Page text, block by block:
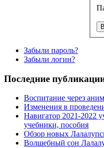
Забыли пароль?
Забыли логин?
Последние
Воспитание через
Изменения в
Навигатор 2021-2022
учебники, пособия
Обзор новых
Волшебный сон